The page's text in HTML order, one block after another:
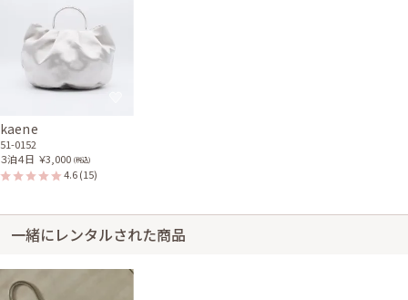
kaene
51-0152
３泊４日 ￥3,000 (税込)
4.6(15)
一緒にレンタルされた商品